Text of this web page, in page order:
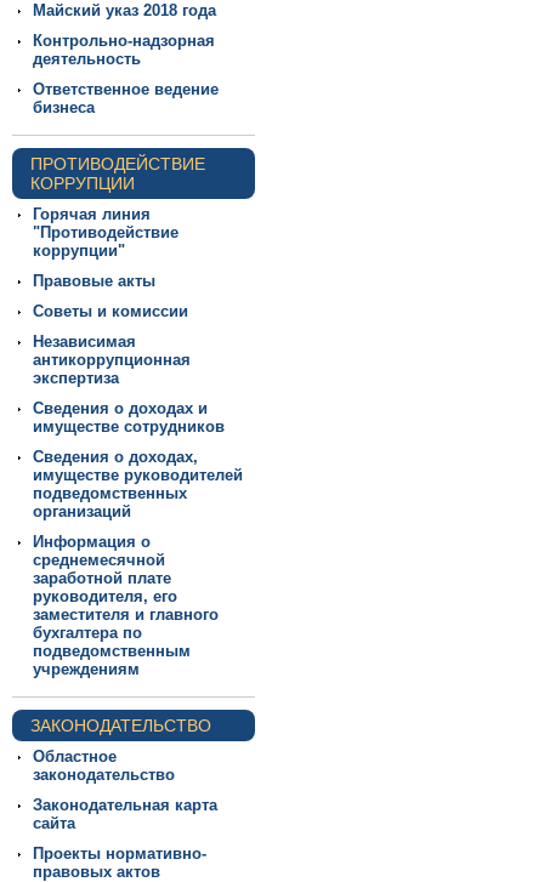
Майский указ 2018 года
Контрольно-надзорная
деятельность
Ответственное ведение
бизнеса
ПРОТИВОДЕЙСТВИЕ
КОРРУПЦИИ
Горячая линия
"Противодействие
коррупции"
Правовые акты
Советы и комиссии
Независимая
антикоррупционная
экспертиза
Сведения о доходах и
имуществе сотрудников
Сведения о доходах,
имуществе руководителей
подведомственных
организаций
Информация о
среднемесячной
заработной плате
руководителя, его
заместителя и главного
бухгалтера по
подведомственным
учреждениям
ЗАКОНОДАТЕЛЬСТВО
Областное
законодательство
Законодательная карта
сайта
Проекты нормативно-
правовых актов